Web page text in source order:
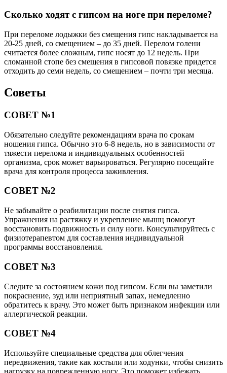
Сколько ходят с гипсом на ноге при переломе?
При переломе лодыжки без смещения гипс накладывается на
20-25 дней, со смещением – до 35 дней. Перелом голени
считается более сложным, гипс носят до 12 недель. При
сломанной стопе без смещения в гипсовой повязке придется
отходить до семи недель, со смещением – почти три месяца.
Советы
СОВЕТ №1
Обязательно следуйте рекомендациям врача по срокам
ношения гипса. Обычно это 6-8 недель, но в зависимости от
тяжести перелома и индивидуальных особенностей
организма, срок может варьироваться. Регулярно посещайте
врача для контроля процесса заживления.
СОВЕТ №2
Не забывайте о реабилитации после снятия гипса.
Упражнения на растяжку и укрепление мышц помогут
восстановить подвижность и силу ноги. Консультируйтесь с
физиотерапевтом для составления индивидуальной
программы восстановления.
СОВЕТ №3
Следите за состоянием кожи под гипсом. Если вы заметили
покраснение, зуд или неприятный запах, немедленно
обратитесь к врачу. Это может быть признаком инфекции или
аллергической реакции.
СОВЕТ №4
Используйте специальные средства для облегчения
передвижения, такие как костыли или ходунки, чтобы снизить
нагрузку на поврежденную ногу. Это поможет избежать